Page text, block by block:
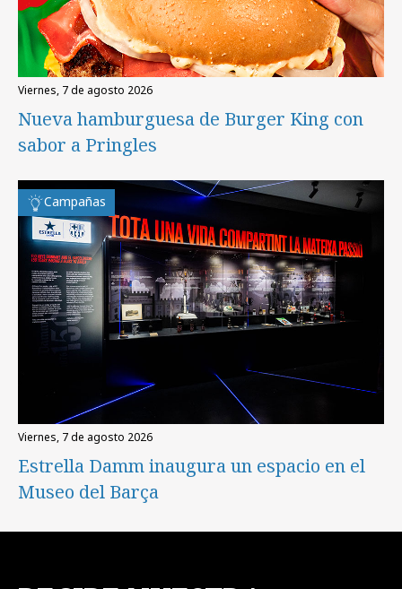
viernes, 7 de agosto 2026
Nueva hamburguesa de Burger King con
sabor a Pringles
Campañas
viernes, 7 de agosto 2026
Estrella Damm inaugura un espacio en el
Museo del Barça